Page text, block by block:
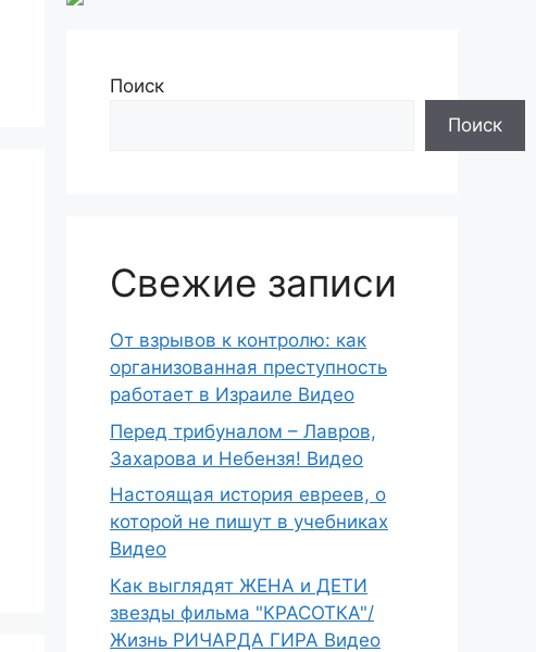
Поиск
Поиск
Свежие записи
От взрывов к контролю: как
организованная преступность
работает в Израиле Видео
Перед трибуналом – Лавров,
Захарова и Небензя! Видео
Настоящая история евреев, о
которой не пишут в учебниках
Видео
Как выглядят ЖЕНА и ДЕТИ
звезды фильма "КРАСОТКА"/
Жизнь РИЧАРДА ГИРА Видео